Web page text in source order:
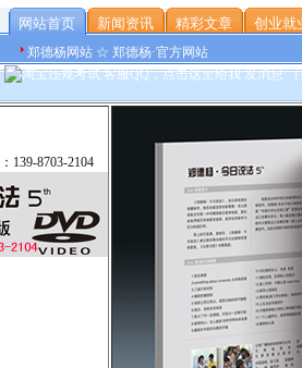
网站首页 新闻资讯 精彩文章 创业就
郑德杨网站 ☆ 郑德杨·官方网站
139-8703-2104